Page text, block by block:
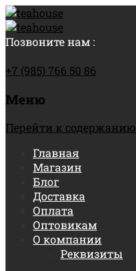
Позвоните нам :
+7 (985) 766 50 86
Меню
Перейти к содержанию
Главная
Магазин
Блог
Доставка
Оплата
Оптовикам
О компании
Реквизиты